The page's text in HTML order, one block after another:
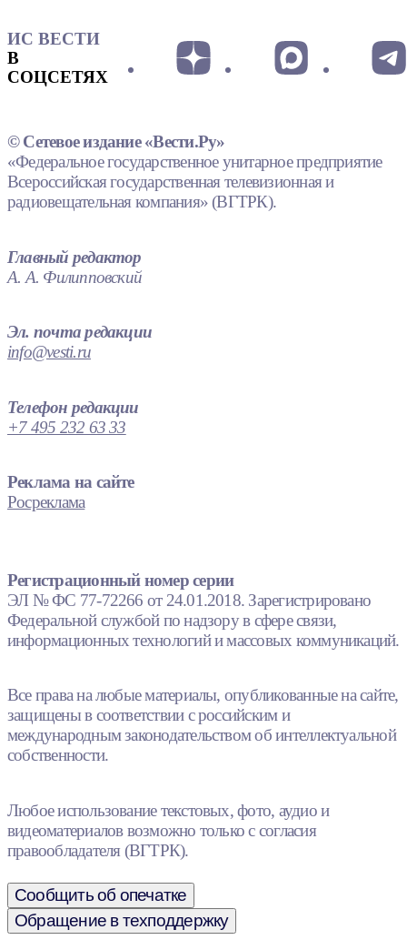
ИС ВЕСТИ
В
СОЦСЕТЯХ
© Сетевое издание «Вести.Ру»
«Федеральное государственное унитарное предприятие
Всероссийская государственная телевизионная и
радиовещательная компания» (ВГТРК).
Главный редактор
А. А. Филипповский
Эл. почта редакции
info@vesti.ru
Телефон редакции
+7 495 232 63 33
Реклама на сайте
Росреклама
Регистрационный номер серии
ЭЛ № ФС 77-72266 от 24.01.2018. Зарегистрировано
Федеральной службой по надзору в сфере связи,
информационных технологий и массовых коммуникаций.
Все права на любые материалы, опубликованные на сайте,
защищены в соответствии с российским и
международным законодательством об интеллектуальной
собственности.
Любое использование текстовых, фото, аудио и
видеоматериалов возможно только с согласия
правообладателя (ВГТРК).
Сообщить об опечатке
Обращение в техподдержку